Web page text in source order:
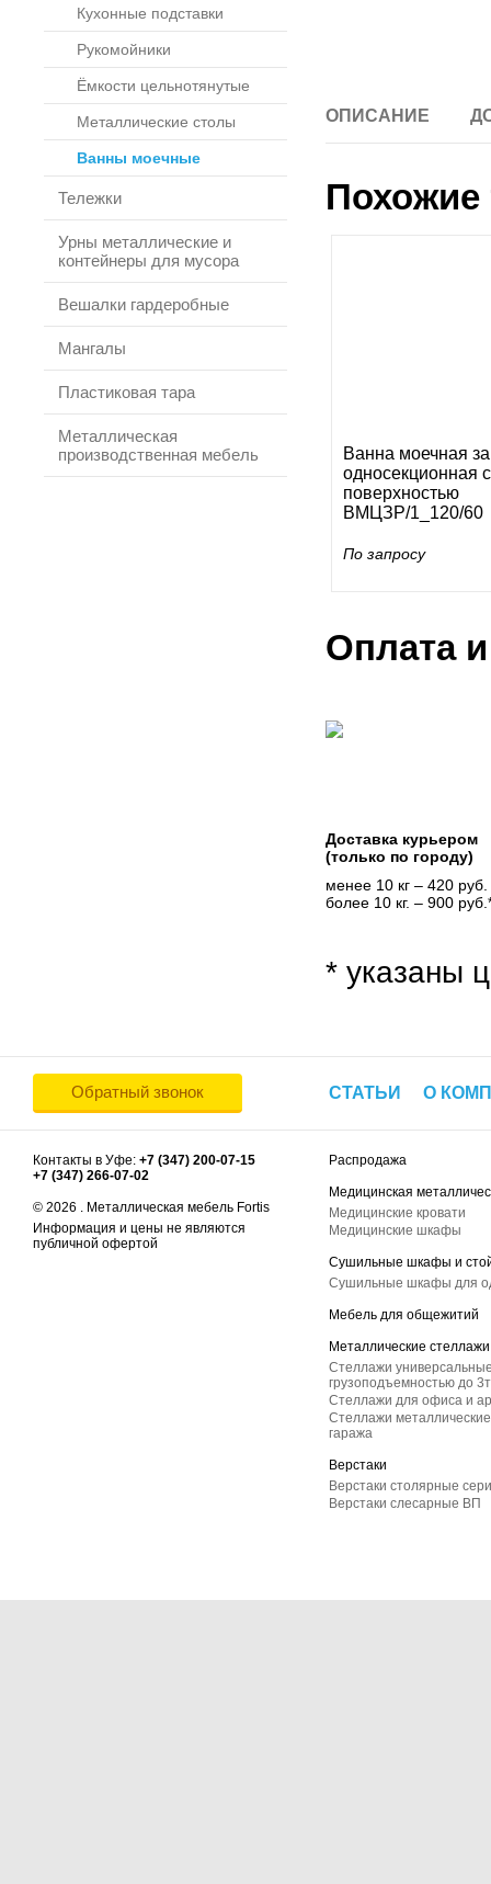
Кухонные подставки
Рукомойники
Ёмкости цельнотянутые
Металлические столы
Ванны моечные
Тележки
Урны металлические и
контейнеры для мусора
Вешалки гардеробные
Мангалы
Пластиковая тара
Металлическая
производственная мебель
ОПИСАНИЕ
Ванна моечная
односекционная
поверхностью
ВМЦЗР/1_120/60
По запросу
Оплата
Доставка курьером
(только по городу)
менее 10 кг – 420 руб.
более 10 кг. – 900
* указаны
Обратный звонок СТАТЬИ О
Контакты в Уфе: +7 (347) 200-07-15
+7 (347) 266-07-02
© 2026 . Металлическая мебель Fortis
Информация и цены не являются
публичной офертой
Распродажа
Медицинская
Медицинские кровати
Медицинские шкафы
Сушильные шкафы и
Сушильные шкафы для
Мебель для общежитий
Металлические стеллажи
Стеллажи
грузоподъемностью до
Стеллажи для офиса и
Стеллажи
гаража
Верстаки
Верстаки столярные
Верстаки слесарные ВП